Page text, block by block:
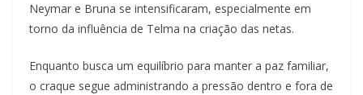
Neymar e Bruna se intensificaram, especialmente em
torno da influência de Telma na criação das netas.
Enquanto busca um equilíbrio para manter a paz familiar,
o craque segue administrando a pressão dentro e fora de